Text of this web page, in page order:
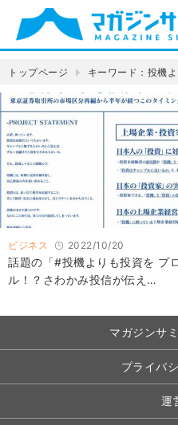
トップページ キーワード：投機
ビジネス 2022/10/20
話題の「#投機よりも投資を プ
ル！？さわかみ投信が伝え…
マガジンサ
プライバ
運